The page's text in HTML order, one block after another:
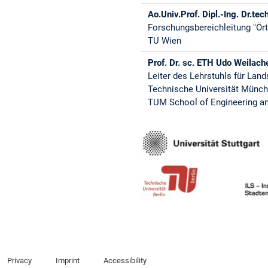
Ao.Univ.Prof. Dipl.-Ing.
Forschungsbereichleitung
TU Wien
Prof. Dr. sc. ETH Udo
Leiter des Lehrstuhls für
Technische Universität
TUM School of Engineering
Privacy Imprint Accessibility